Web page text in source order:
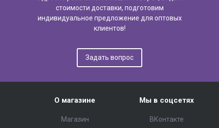
стоимости доставки, подготовим
индивидуальное предложение для оптовых
клиентов!
Задать вопрос
О магазине
Магазин
Мы в соцсетях
ВКонтакте